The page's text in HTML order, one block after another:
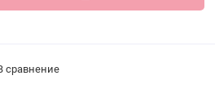
сравнение